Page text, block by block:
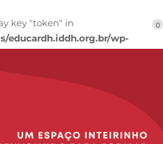
key "token" in
educardh.iddh.org.br/wp-
0